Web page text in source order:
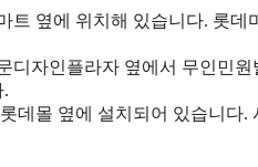
트 옆에 위치해 있습니다. 롯
디자인플라자 옆에서 무인민
.
데몰 옆에 설치되어 있습니다